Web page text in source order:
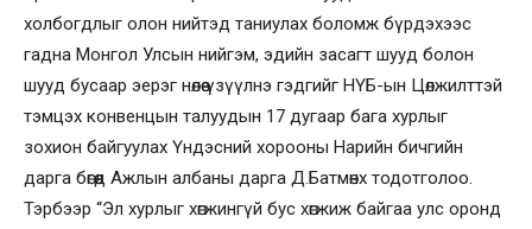
холбогдлыг олон нийтэд таниулах боломж бүрдэхээс
гадна Монгол Улсын нийгэм, эдийн засагт шууд болон
шууд бусаар эерэг нөлөө үзүүлнэ гэдгийг НҮБ-ын Цөлжилттэй
тэмцэх конвенцын талуудын 17 дугаар бага хурлыг
зохион байгуулах Үндэсний хорооны Нарийн бичгийн
дарга бөгөөд Ажлын албаны дарга Д.Батмөнх тодотголоо.
Тэрбээр “Эл хурлыг хөгжингүй бус хөгжиж байгаа улс оронд